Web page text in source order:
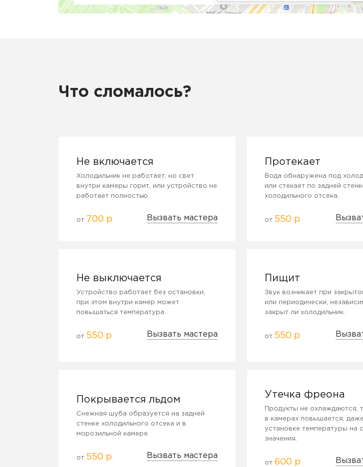
Что сломалось?
Не включается
Холодильник не работает, но свет
внутри камеры горит, или устройство не
работает полностью.
от 700 р Вызвать мастера
Протекает
Вода обнаружена под
или стекает по задней
холодильного отсека.
от 550 р
Не выключается
Устройство работает без остановки,
при этом внутри камер может
повышаться температура.
от 550 р Вызвать мастера
Пищит
Звук возникает при
или периодически,
закрыт ли холодильник.
от 550 р
Покрывается льдом
Снежная шуба образуется на задней
стенке холодильного отсека и в
морозильной камере.
от 550 р Вызвать мастера
Утечка фреона
Продукты не охлаждаются,
в камерах повышается,
установке температуры на
значения.
от600 р